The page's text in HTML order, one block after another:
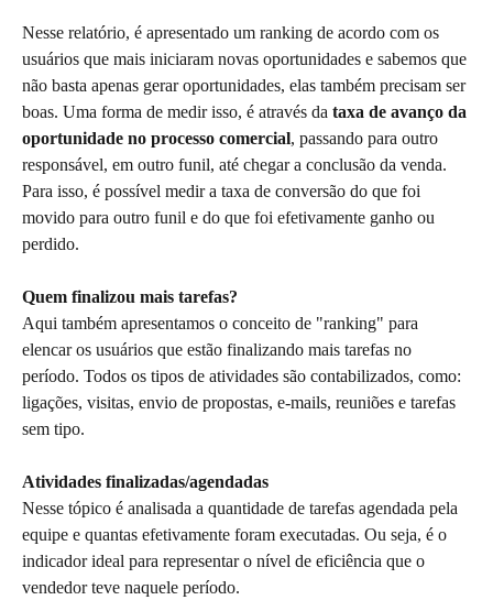
Nesse relatório, é apresentado um ranking de acordo com os
usuários que mais iniciaram novas oportunidades e sabemos que
não basta apenas gerar oportunidades, elas também precisam ser
boas. Uma forma de medir isso, é através da taxa de avanço da
oportunidade no processo comercial, passando para outro
responsável, em outro funil, até chegar a conclusão da venda.
Para isso, é possível medir a taxa de conversão do que foi
movido para outro funil e do que foi efetivamente ganho ou
perdido.
Quem finalizou mais tarefas?
Aqui também apresentamos o conceito de "ranking" para
elencar os usuários que estão finalizando mais tarefas no
período. Todos os tipos de atividades são contabilizados, como:
ligações, visitas, envio de propostas, e-mails, reuniões e tarefas
sem tipo.
Atividades finalizadas/agendadas
Nesse tópico é analisada a quantidade de tarefas agendada pela
equipe e quantas efetivamente foram executadas. Ou seja, é o
indicador ideal para representar o nível de eficiência que o
vendedor teve naquele período.